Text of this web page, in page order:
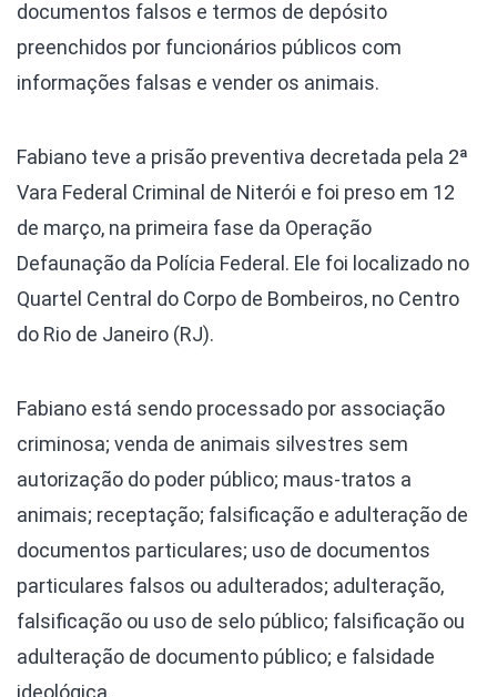
documentos falsos e termos de depósito
preenchidos por funcionários públicos com
informações falsas e vender os animais.
Fabiano teve a prisão preventiva decretada pela 2ª
Vara Federal Criminal de Niterói e foi preso em 12
de março, na primeira fase da Operação
Defaunação da Polícia Federal. Ele foi localizado no
Quartel Central do Corpo de Bombeiros, no Centro
do Rio de Janeiro (RJ).
Fabiano está sendo processado por associação
criminosa; venda de animais silvestres sem
autorização do poder público; maus-tratos a
animais; receptação; falsificação e adulteração de
documentos particulares; uso de documentos
particulares falsos ou adulterados; adulteração,
falsificação ou uso de selo público; falsificação ou
adulteração de documento público; e falsidade
ideológica.